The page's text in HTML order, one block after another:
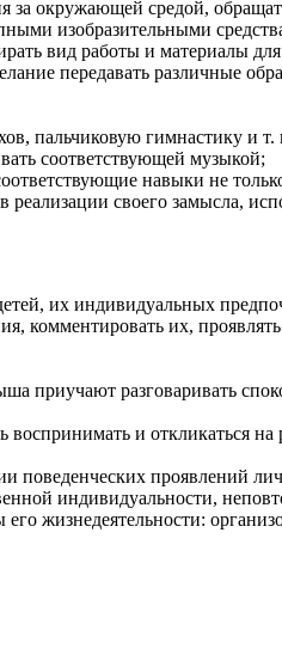
окружающей средой,
изобразительными
вид работы и материалы
передавать различные
пальчиковую гимнастику и т.
соответствующей музыкой;
навыки не
реализации своего замысла,
их индивидуальных
комментировать их,
приучают разговаривать
воспринимать и откликаться
поведенческих проявлений
индивидуальности,
жизнедеятельности: